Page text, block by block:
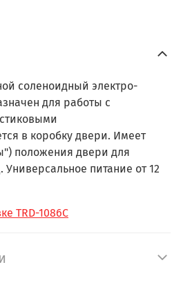
соленоидный электро-
для работы с
в коробку двери. Имеет
положения двери для
Универсальное питание от 12
TRD-1086C